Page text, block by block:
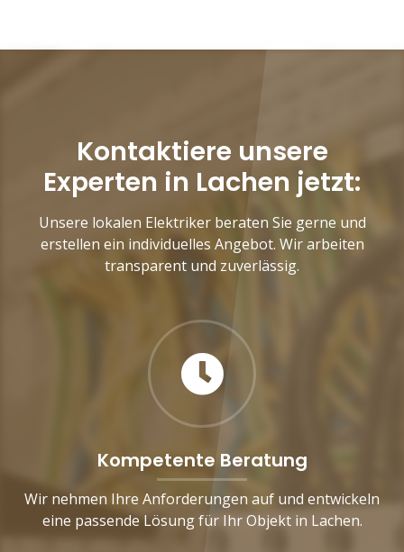
Kontaktiere unsere
Experten in Lachen jetzt:
Unsere lokalen Elektriker beraten Sie gerne und
erstellen ein individuelles Angebot. Wir arbeiten
transparent und zuverlässig.
Kompetente Beratung
Wir nehmen Ihre Anforderungen auf und entwickeln
eine passende Lösung für Ihr Objekt in Lachen.